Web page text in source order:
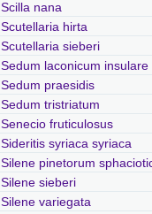
Scilla nana
Scutellaria hirta
Scutellaria sieberi
Sedum laconicum insulare
Sedum praesidis
Sedum tristriatum
Senecio fruticulosus
Sideritis syriaca syriaca
Silene pinetorum
Silene sieberi
Silene variegata